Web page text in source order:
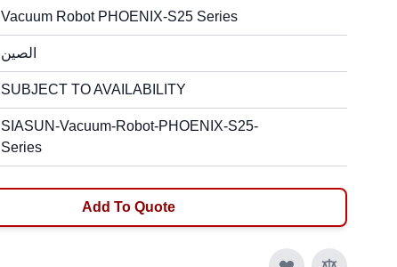
Vacuum Robot PHOENIX-S25 Series
الصين
SUBJECT TO AVAILABILITY
SIASUN-Vacuum-Robot-PHOENIX-S25-
Series
Add To Quote